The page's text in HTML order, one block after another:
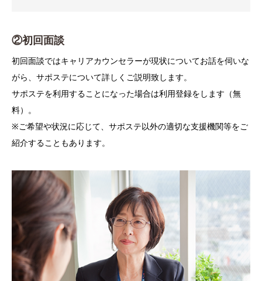
②初回面談
初回面談ではキャリアカウンセラーが現状についてお話を伺いな
がら、サポステについて詳しくご説明致します。
サポステを利用することになった場合は利用登録をします（無
料）。
※ご希望や状況に応じて、サポステ以外の適切な支援機関等をご
紹介することもあります。